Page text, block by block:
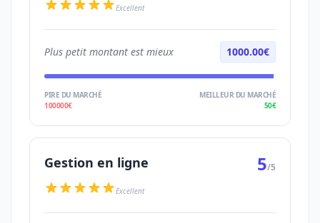
Excellent
Plus petit montant est mieux 1000.00€
PIRE DU MARCHÉ
100000€
MEILLEUR DU MARCHÉ
50€
Gestion en ligne 5/5
Excellent